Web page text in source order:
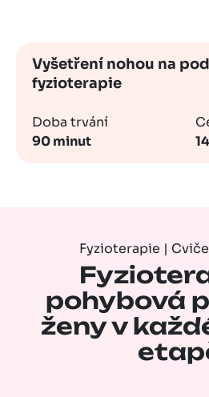
Vyšetření nohou na
fyzioterapie
Doba trvání
90 minut
Fyzioterapie |
pohybová
ženy v